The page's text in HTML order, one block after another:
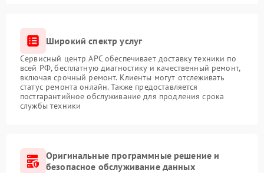
Широкий спектр услуг
Сервисный центр APC обеспечивает доставку техники по
всей РФ, бесплатную диагностику и качественный ремонт,
включая срочный ремонт. Клиенты могут отслеживать
статус ремонта онлайн. Также предоставляется
постгарантийное обслуживание для продления срока
службы техники
Оригинальные программные решение и
безопасное обслуживание данных